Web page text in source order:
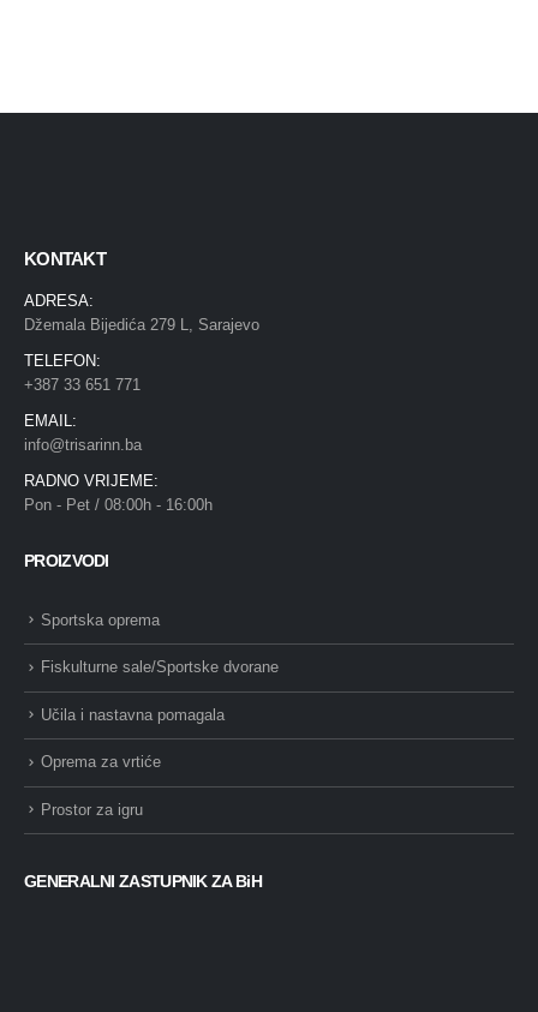
KONTAKT
ADRESA:
Džemala Bijedića 279 L, Sarajevo
TELEFON:
+387 33 651 771
EMAIL:
info@trisarinn.ba
RADNO VRIJEME:
Pon - Pet / 08:00h - 16:00h
PROIZVODI
Sportska oprema
Fiskulturne sale/Sportske dvorane
Učila i nastavna pomagala
Oprema za vrtiće
Prostor za igru
GENERALNI ZASTUPNIK ZA BiH